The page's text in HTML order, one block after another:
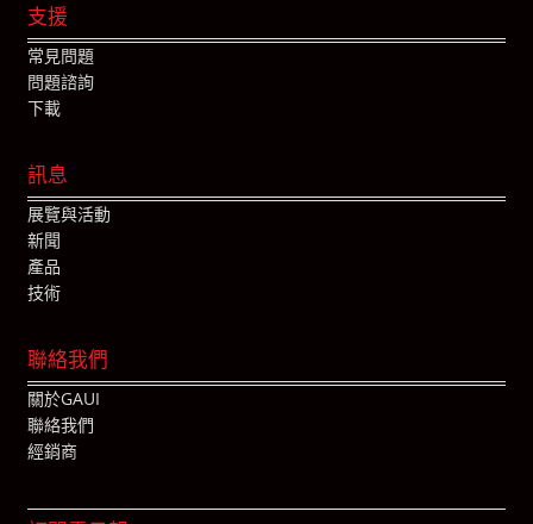
支援
常見問題
問題諮詢
下載
訊息
展覽與活動
新聞
產品
技術
聯絡我們
關於GAUI
聯絡我們
經銷商